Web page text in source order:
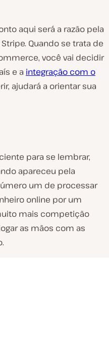
aqui será a razão pela
Quando se trata de
você vai decidir
e a integração com o
ajudará a orientar sua
para se lembrar,
apareceu pela
um de processar
online por um
mais competição
as mãos com as